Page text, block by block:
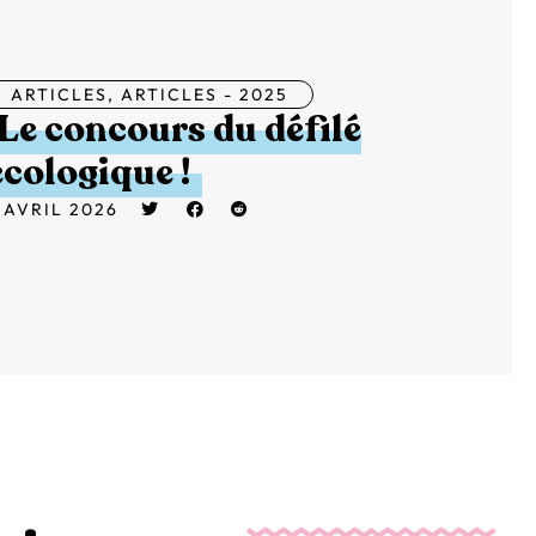
ARTICLES, ARTICLES - 2025
concours du défilé
!
2026